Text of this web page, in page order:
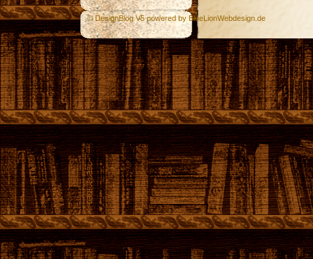
© DesignBlog V5 powered by BlueLionWebdesign.de